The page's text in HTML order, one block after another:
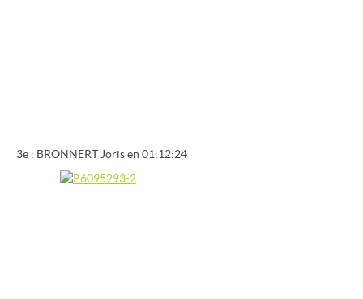
3e : BRONNERT Joris en 01:12:24